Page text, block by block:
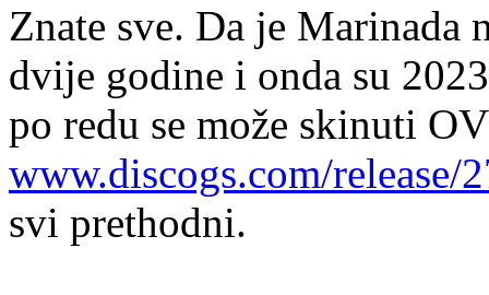
Znate sve. Da je
dvije godine i onda su
po redu se može skinuti
www.discogs.com/
svi prethodni.